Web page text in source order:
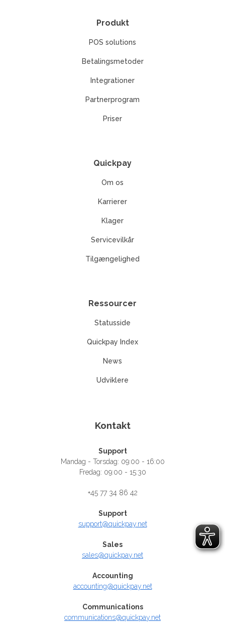
Kontakt
Support
Mandag - Torsdag: 09:00 - 16:00
Fredag: 09:00 - 15:30
+45 77 34 86 42
Support
support@quickpay.net
Sales
sales@quickpay.net
Accounting
accounting@quickpay.net
Communications
communications@quickpay.net
Produkt
POS solutions
Betalingsmetoder
Integrationer
Partnerprogram
Priser
Quickpay
Om os
Karrierer
Klager
Servicevilkår
Tilgængelighed
Ressourcer
Statusside
Quickpay Index
News
Udviklere